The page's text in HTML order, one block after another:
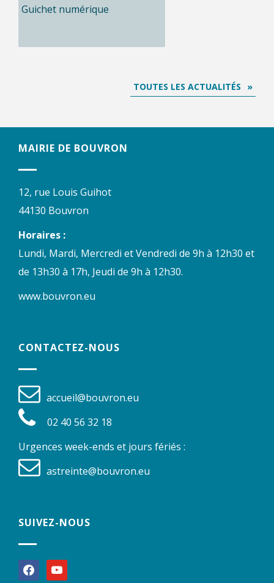
Guichet numérique
TOUTES LES ACTUALITÉS
MAIRIE DE BOUVRON
12, rue Louis Guihot
44130 Bouvron
Horaires :
Lundi, Mardi, Mercredi et Vendredi de 9h à 12h30 et
de 13h30 à 17h, Jeudi de 9h à 12h30.
www.bouvron.eu
CONTACTEZ-NOUS
accueil@bouvron.eu
02 40 56 32 18
Urgences week-ends et jours fériés :
astreinte@bouvron.eu
SUIVEZ-NOUS
facebookyoutube